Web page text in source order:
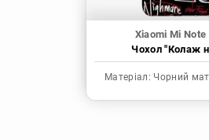
Xiaomi Mi Note
Чохол "Колаж
Матеріал: Чорний